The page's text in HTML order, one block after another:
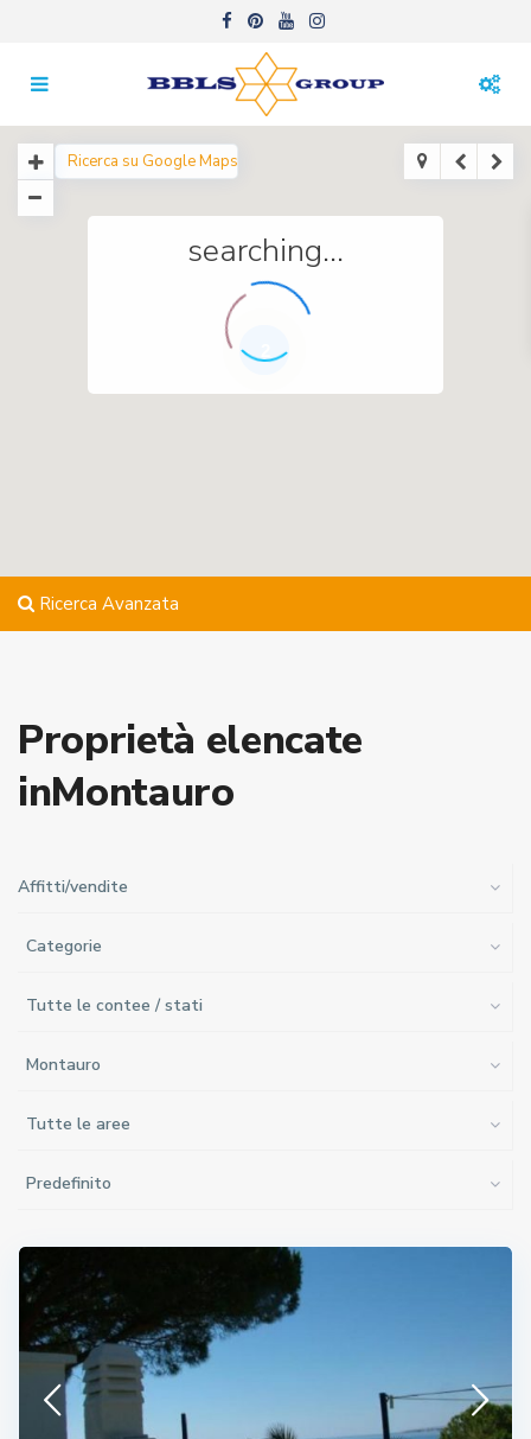
searching...
Ricerca Avanzata
Proprietà elencate
inMontauro
Affitti/vendite
Categorie
Tutte le contee / stati
Montauro
Tutte le aree
Predefinito